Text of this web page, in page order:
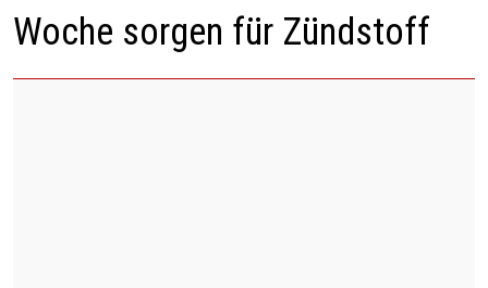
Woche sorgen für Zündstoff